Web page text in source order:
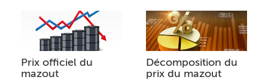
Prix officiel du
mazout
Décomposition du
prix du mazout